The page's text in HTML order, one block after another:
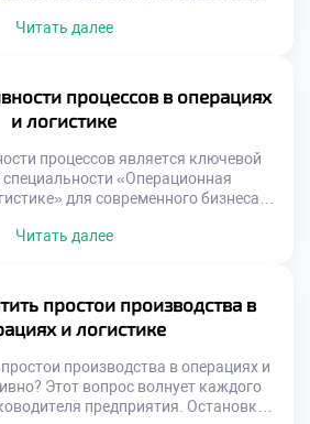
путей снижает затраты
формул. Логистическая отрасль
и системного подхода. Ошибки в
предприятиям огромных […]
Читать далее
процессов в операциях
и логистике
процессов является ключевой
«Операционная
для современного бизнеса.
роста компании. Грамотная
собой сложные механизмы с
факторов. Поверхностный
увидеть истинные причины низкой
Читать далее
простои производства в
и логистике
производства в операциях и
Этот вопрос волнует каждого
предприятия. Остановки